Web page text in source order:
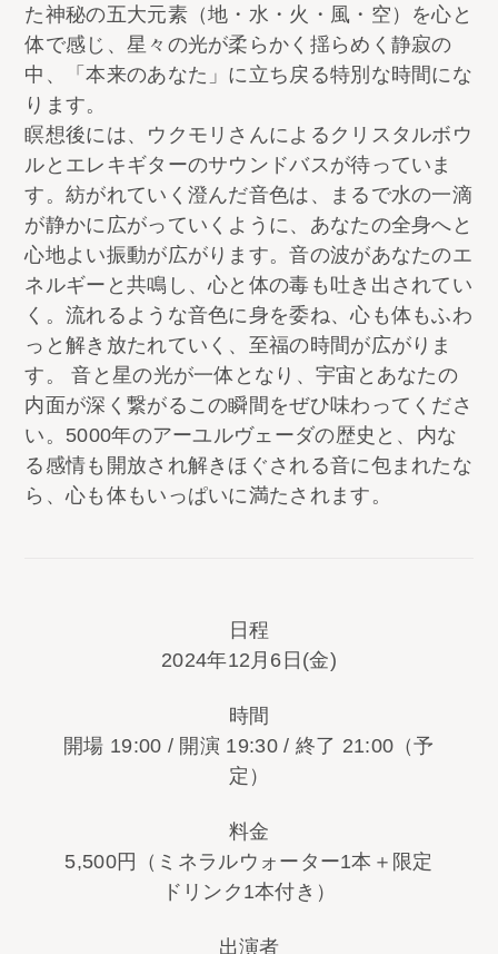
た神秘の五大元素（地・水・火・風・空）を心と
体で感じ、星々の光が柔らかく揺らめく静寂の
中、「本来のあなた」に立ち戻る特別な時間にな
ります。
瞑想後には、ウクモリさんによるクリスタルボウ
ルとエレキギターのサウンドバスが待っていま
す。紡がれていく澄んだ音色は、まるで水の一滴
が静かに広がっていくように、あなたの全身へと
心地よい振動が広がります。音の波があなたのエ
ネルギーと共鳴し、心と体の毒も吐き出されてい
く。流れるような音色に身を委ね、心も体もふわ
っと解き放たれていく、至福の時間が広がりま
す。 音と星の光が一体となり、宇宙とあなたの
内面が深く繋がるこの瞬間をぜひ味わってくださ
い。5000年のアーユルヴェーダの歴史と、内な
る感情も開放され解きほぐされる音に包まれたな
ら、心も体もいっぱいに満たされます。
日程
2024年12月6日(金)
時間
開場 19:00 / 開演 19:30 / 終了 21:00（予
定）
料金
5,500円（ミネラルウォーター1本＋限定
ドリンク1本付き）
出演者